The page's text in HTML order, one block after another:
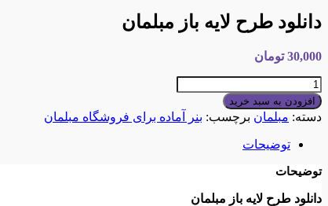
دانلود طرح لایه باز مبلمان
30,000 تومان
دانلود
طرح
لایه
مبلمان
افزودن به سبد خرید
دسته: مبلمان برچسب: بنر آماده برای فروشگاه مبلمان
توضیحات
توضیحات
دانلود طرح لایه باز مبلمان